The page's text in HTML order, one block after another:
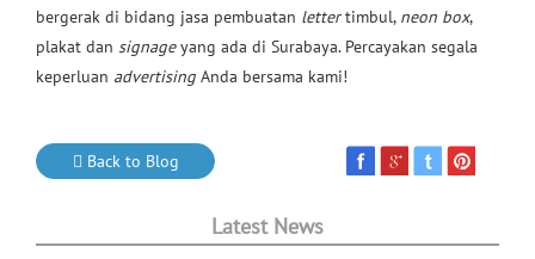
bergerak di bidang jasa pembuatan lettertimbul, neon box,
plakat dan signageyang ada di Surabaya. Percayakan segala
keperluan advertising Anda bersama kami!
Back to Blog
Latest News